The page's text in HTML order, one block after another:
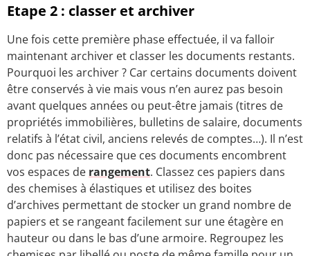
Etape 2 : classer et archiver
Une fois cette première phase effectuée, il va falloir
maintenant archiver et classer les documents restants.
Pourquoi les archiver ? Car certains documents doivent
être conservés à vie mais vous n’en aurez pas besoin
avant quelques années ou peut-être jamais (titres de
propriétés immobilières, bulletins de salaire, documents
relatifs à l’état civil, anciens relevés de comptes…). Il n’est
donc pas nécessaire que ces documents encombrent
vos espaces de rangement. Classez ces papiers dans
des chemises à élastiques et utilisez des boites
d’archives permettant de stocker un grand nombre de
papiers et se rangeant facilement sur une étagère en
hauteur ou dans le bas d’une armoire. Regroupez les